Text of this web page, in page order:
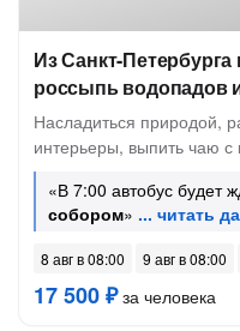
Из Санкт-
россыпь водопадов
Насладиться природой,
интерьеры, выпить чаю с
«В 7:00 автобус будет
собором»
8 авг в 08:00 9 авг в 08:00
17 500 ₽за человека